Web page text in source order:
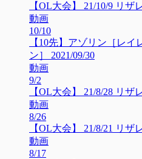
【OL大会】 21/10/9 リザ
動画
10/10
【10先】アゾリン［レイ
ン］ 2021/09/30
動画
9/2
【OL大会】 21/8/28 リザ
動画
8/26
【OL大会】 21/8/21 リザ
動画
8/17